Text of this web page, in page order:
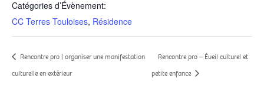
Catégories d’Évènement:
CC Terres Touloises, Résidence
Rencontre pro | organiser une manifestation
culturelle en extérieur
Rencontre pro – Éveil culturel et
petite enfance